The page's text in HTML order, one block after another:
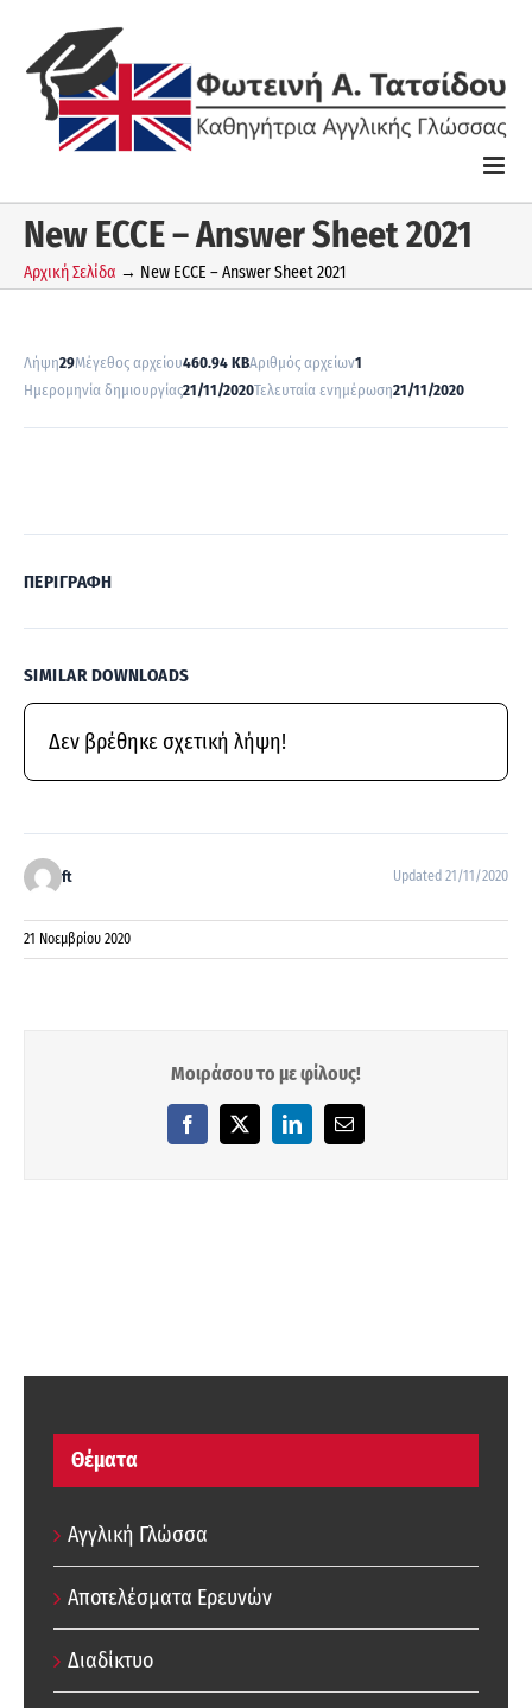
content
New ECCE – Answer Sheet 2021
Αρχική Σελίδα → New ECCE – Answer Sheet 2021
Λήψη29Μέγεθος αρχείου460.94 KBΑριθμός αρχείων1
Ημερομηνία δημιουργίας21/11/2020Τελευταία ενημέρωση21/11/2020
ΠΕΡΙΓΡΑΦΉ
SIMILAR DOWNLOADS
Δεν βρέθηκε σχετική λήψη!
ft Updated 21/11/2020
21 Νοεμβρίου 2020
Μοιράσου το με φίλους!
Facebook
X LinkedInEmail
Θέματα
Αγγλική Γλώσσα
Αποτελέσματα Ερευνών
Διαδίκτυο